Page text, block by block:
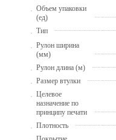
Объем упаковки
(ед)
Тип
Рулон ширина
(мм)
Рулон длина (м)
Размер втулки
Целевое
назначение по
принципу печати
Плотность